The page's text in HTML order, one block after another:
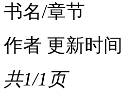
书名/章节
作者 更新时间
共1/1页